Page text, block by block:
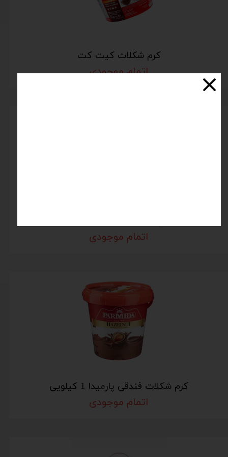
کرم شکلات کیت کت
اتمام موجودی
اتمام موجودی
کرم شکلات فندقی پارمیدا 1 کیلویی
اتمام موجودی